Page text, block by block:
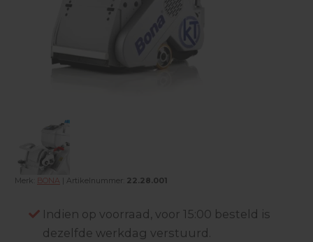
Merk: BONA | Artikelnummer: 22.28.001
Indien op voorraad, voor 15:00 besteld is
dezelfde werkdag verstuurd.